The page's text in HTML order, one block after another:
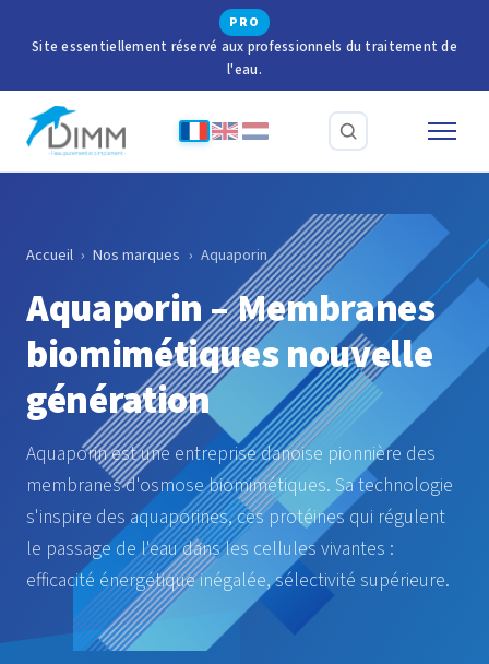
PRO
Site essentiellement réservé aux professionnels du traitement de
l'eau.
Accueil › Nos marques › Aquaporin
Aquaporin – Membranes
biomimétiques nouvelle
génération
Aquaporin est une entreprise danoise pionnière des
membranes d'osmose biomimétiques. Sa technologie
s'inspire des aquaporines, ces protéines qui régulent
le passage de l'eau dans les cellules vivantes :
efficacité énergétique inégalée, sélectivité supérieure.